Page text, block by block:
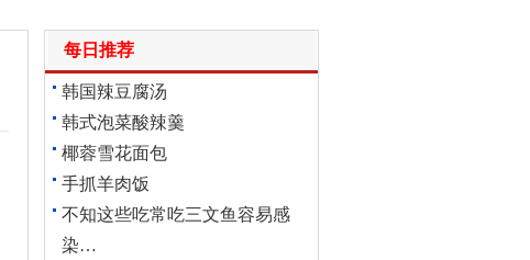
每日推荐
韩国辣豆腐汤
韩式泡菜酸辣羹
椰蓉雪花面包
手抓羊肉饭
不知这些吃常吃三文鱼容易感
染…